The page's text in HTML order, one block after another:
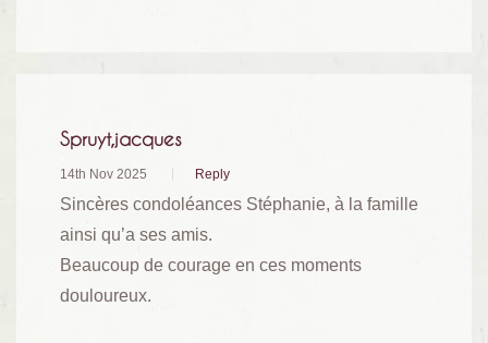
Spruyt,jacques
14th Nov 2025 Reply
Sincères condoléances Stéphanie, à la famille
ainsi qu’a ses amis.
Beaucoup de courage en ces moments
douloureux.